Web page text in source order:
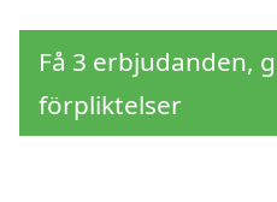
Få 3 erbjudanden,
förpliktelser